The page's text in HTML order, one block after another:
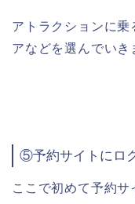
アトラクションに乗
アなどを選んでいき
⑤予約サイトにロ
ここで初めて予約サ